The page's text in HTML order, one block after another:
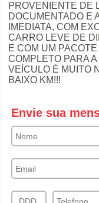
PROVENIENTE DE
DOCUMENTADO E
IMEDIATA, COM
CARRO LEVE DE
E COM UM
COMPLETO PARA
VEÍCULO É MUITO
BAIXO KM!!!
Envie sua